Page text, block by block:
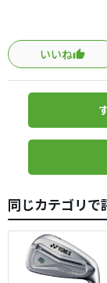
マッスルバック
芯に当たったと
す。
頻繁にラウンド
に浮気しそうに
います。
見た目も直線的
まっするばっくｔ
レベルアップを
いいね
同じカテゴリで